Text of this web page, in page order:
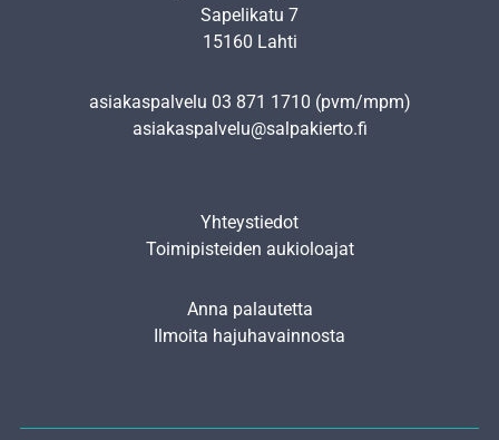
Sapelikatu 7
15160 Lahti
asiakaspalvelu 03 871 1710 (pvm/mpm)
asiakaspalvelu@salpakierto.fi
Yhteystiedot
Toimipisteiden aukioloajat
Anna palautetta
Ilmoita hajuhavainnosta